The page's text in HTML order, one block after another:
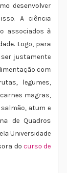
desenvolver
A ciência
associados à
Logo, para
justamente
com
legumes,
magras,
atum e
de Quadros
Universidade
docurso de